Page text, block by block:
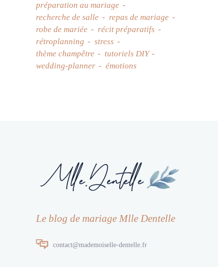
préparation au mariage
recherche de salle
repas de mariage
robe de mariée
récit préparatifs
rétroplanning
stress
thème champêtre
tutoriels DIY
wedding-planner
émotions
Le blog de mariage Mlle Dentelle
contact@mademoiselle-dentelle.fr